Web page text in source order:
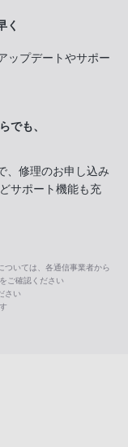
く
ップデートやサポー
でも、
、修理のお申し込み
サポート機能も充
ついては、各通信事業者から
ご確認ください
さい